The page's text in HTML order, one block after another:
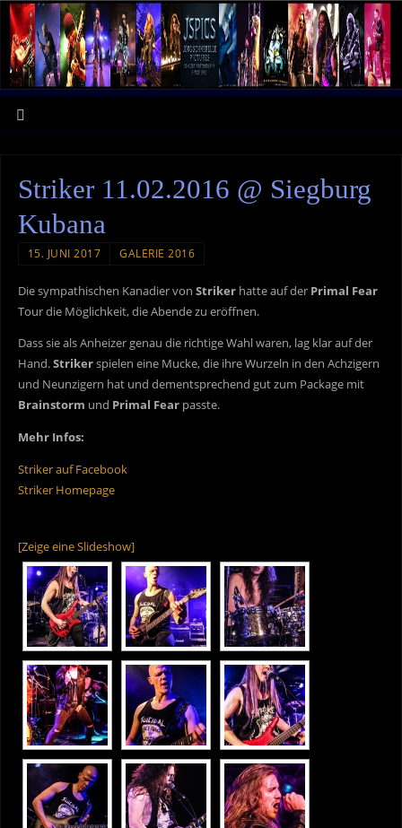
Striker 11.02.2016 @ Siegburg
Kubana
15. JUNI 2017 GALERIE 2016
Die sympathischen Kanadier von Strikerhatte auf der Primal Fear
Tour die Möglichkeit, die Abende zu eröffnen.
Dass sie als Anheizer genau die richtige Wahl waren, lag klar auf der
Hand.Strikerspielen eine Mucke, die ihre Wurzeln in den Achzigern
und Neunzigern hat und dementsprechend gut zum Package mit
Brainstorm und Primal Fearpasste.
Mehr Infos:
Striker auf Facebook
Striker Homepage
[Zeige eine Slideshow]